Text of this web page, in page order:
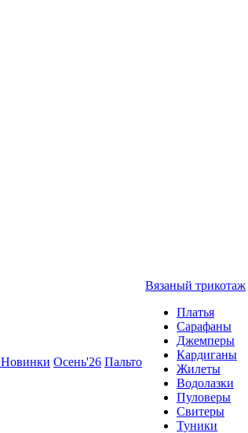
Новинки Осень'26 Пальто
Вязаный трикотаж
Платья
Сарафаны
Джемперы
Кардиганы
Жилеты
Водолазки
Пуловеры
Свитеры
Туники